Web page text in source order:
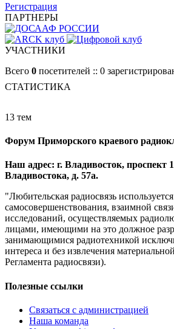
Регистрация
ПАРТНЕРЫ
УЧАСТНИКИ
Всего 0 посетителей :: 0
СТАТИСТИКА
13 тем
Форум Приморского краевого
Наш адрес: г. Владивосток, проспект
Владивостока, д. 57а.
"Любительская радиосвязь
самосовершенствования, взаимной
исследований, осуществляемых
лицами, имеющими на это должное
занимающимися радиотехникой
интереса и без извлечения
Регламента радиосвязи).
Полезные ссылки
Связаться с администрацией
Наша команда